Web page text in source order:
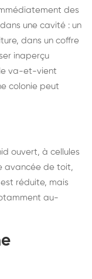
des
une cavité : un
dans un coffre
inaperçu
le va-et-vient
colonie peut
ouvert, à cellules
avancée de toit,
réduite, mais
au-